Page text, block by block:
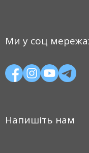
Ми у соц
Напишіть нам